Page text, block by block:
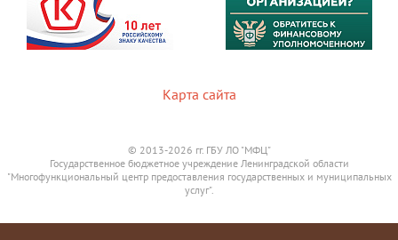
Карта сайта
© 2013-2026 гг. ГБУ ЛО "МФЦ"
Государственное бюджетное учреждение Ленинградской области
"Многофункциональный центр предоставления государственных и муниципальных
услуг".